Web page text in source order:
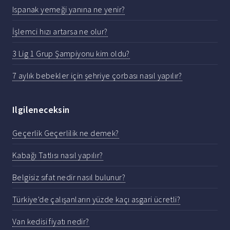
Ispanak yemeği yanına ne yenir?
İşlemci hızı artarsa ne olur?
3 Lig 1 Grup Şampiyonu kim oldu?
7 aylık bebekler için şehriye çorbası nasıl yapılır?
Ilgileneceksin
Geçerlik Geçerlilik ne demek?
Kabağı Tatlısı nasıl yapılır?
Belgisiz sıfat nedir nasıl bulunur?
Türkiye'de çalışanların yüzde kaçı asgari ücretli?
Van kedisi fiyatı nedir?